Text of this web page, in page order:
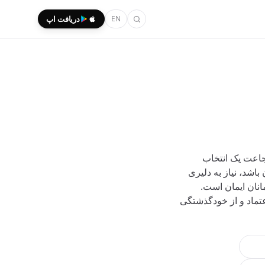
EN دریافت اپ
یک انتخاب
نیاز به دلیری
ایمان است.
و از خودگذشتگی